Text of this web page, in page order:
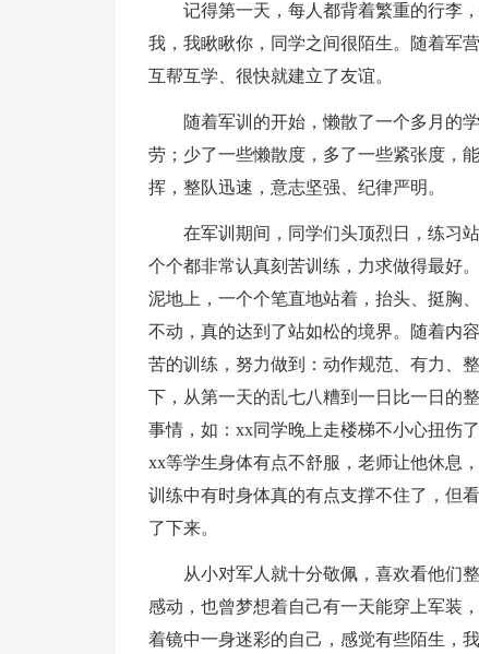
记得第一天，每人都背着繁重的行李，
我，我瞅瞅你，同学之间很陌生。随着军
互帮互学、很快就建立了友谊。
随着军训的开始，懒散了一个多月的学
劳；少了一些懒散度，多了一些紧张度，
挥，整队迅速，意志坚强、纪律严明。
在军训期间，同学们头顶烈日，练习站
个个都非常认真刻苦训练，力求做得最好
泥地上，一个个笔直地站着，抬头、挺胸
不动，真的达到了站如松的境界。随着内
苦的训练，努力做到：动作规范、有力、
下，从第一天的乱七八糟到一日比一日的
事情，如：xx同学晚上走楼梯不小心扭伤
xx等学生身体有点不舒服，老师让他休息
训练中有时身体真的有点支撑不住了，但
了下来。
从小对军人就十分敬佩，喜欢看他们整
感动，也曾梦想着自己有一天能穿上军装
着镜中一身迷彩的自己，感觉有些陌生，